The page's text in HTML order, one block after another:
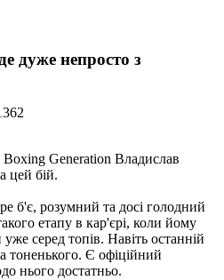
дуже непросто з
Generation Владислав
цей бій.
б'є, розумний та досі голодний
етапу в кар'єрі, коли йому
серед топів. Навіть останній
тоненького. Є офіційний
нього достатньо.